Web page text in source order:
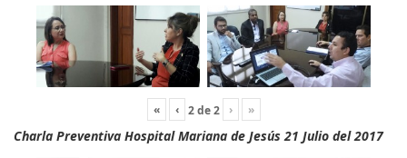
« ‹ 2de2 › »
Charla Preventiva Hospital Mariana de Jesús 21 Julio del 2017